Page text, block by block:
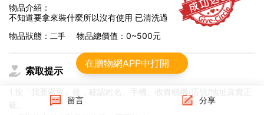
物品介紹：
不知道要拿來裝什麼所以沒有使用 已清洗過
物品狀態： 二手 物品總價值：0~500元
索取提示
1.按「我要索取」後，確認姓名、手機、收貨櫃機/店號/地址真實正
確。
留言 分享
在贈物網APP中打開